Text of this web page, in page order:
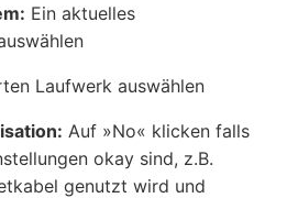
Ein aktuelles
Laufwerk auswählen
Auf No
klicken falls
okay sind, z.B.
genutzt wird und